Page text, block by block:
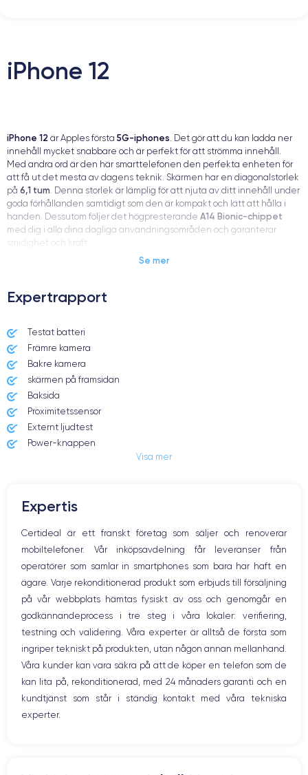
iPhone 12
iPhone 12 är Apples första 5G-iphones. Det gör att du kan ladda ner
innehåll mycket snabbare och är perfekt för att strömma innehåll.
Med andra ord är den här smarttelefonen den perfekta enheten för
att få ut det mesta av dagens teknik. Skärmen har en diagonalstorlek
på 6,1 tum. Denna storlek är lämplig för att njuta av ditt innehåll under
goda förhållanden samtidigt som den är kompakt och lätt att hålla i
handen. Dessutom följer det högpresterande A14 Bionic-chippet
med dig i alla dina dagliga användningsområden och garanterar
smidighet och kraft.
färger:
Dessutom kan du, beroende på dina personliga behov, köpa en
modell med64 GB, 128 GB eller 256 GB
Fördelarna med iPhone 12
imponerande funktioner
väljer att köpa en renoverad smartphone.
Skärm:
en utmärkt OLED-skärm
upplösning på 2532 x 1170 pixlar med en densitet på 460 pixlar per
tum. Den är HDR-kompatibel och har ett kontrastförhållande på 2 000
000:1. Med andra ord säkerställer den att du får skimrande färger och
djupa svarta färger.
Se mer
Expertrapport
Testat batteri
Främre kamera
Bakre kamera
skärmen på framsidan
Baksida
Proximitetssensor
Externt ljudtest
Power-knappen
Högtalare
Hem-knappen
Bluetooth
WiFi
Nätverk
Vibration
Prise USB
Visa mer
Expertis
Certideal är ett franskt företag som säljer och renoverar
mobiltelefoner. Vår inköpsavdelning får leveranser från
operatörer som samlar in smartphones som bara har haft en
ägare. Varje rekonditionerad produkt som erbjuds till försäljning
på vår webbplats hämtas fysiskt av oss och genomgår en
godkännandeprocess i tre steg i våra lokaler: verifiering,
testning och validering. Våra experter är alltså de första som
ingriper tekniskt på produkten, utan någon annan mellanhand.
Våra kunder kan vara säkra på att de köper en telefon som de
kan lita på, rekonditionerad, med 24 månaders garanti och en
kundtjänst som står i ständig kontakt med våra tekniska
experter.